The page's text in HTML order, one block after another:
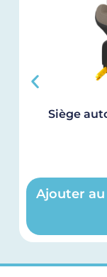
Siège
Ajouter